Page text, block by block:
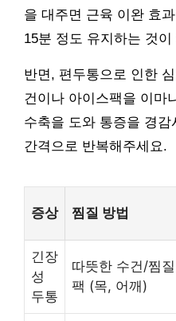
을 대주면 근육 이완 효
15분 정도 유지하는 것이
반면, 편두통으로 인한
건이나 아이스팩을 이마
수축을 도와 통증을 경
간격으로 반복해주세요.
증상 찜질 방법
긴장
성
두통
따뜻한 수건/찜질
팩 (목, 어깨)